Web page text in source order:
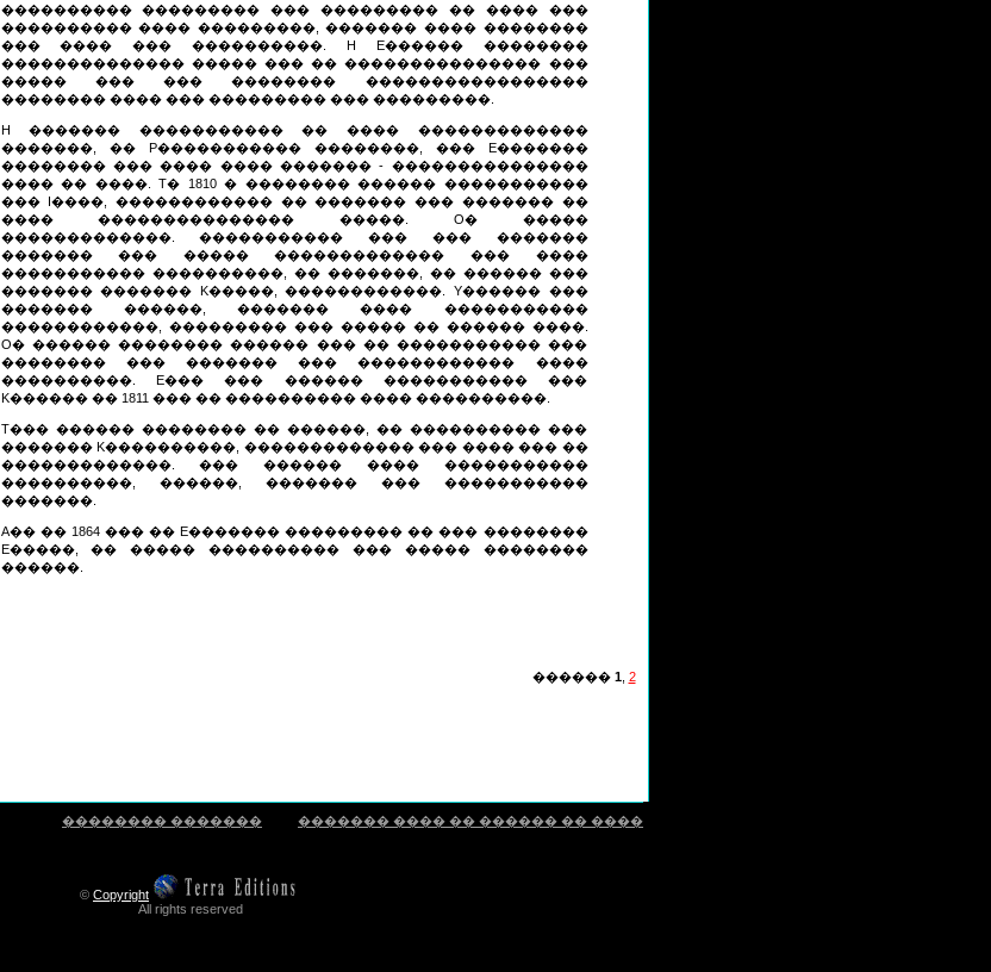
���������� ��������� ��� ��������� �� ���� ���
���������� ���� ���������, ������� ���� ��������
��� ���� ��� ����������. H E������ ��������
�������������� ����� ��� �� ��������������� ���
����� ��� ��� �������� �����������������
�������� ���� ��� ��������� ��� ���������.
H ������� ����������� �� ���� �������������
�������, �� P����������� ��������, ��� E�������
�������� ��� ���� ���� ������� - ���������������
���� �� ����. T� 1810 � �������� ������ �����������
��� I����, ������������ �� ������� ��� ������� ��
���� ��������������� �����. O� �����
�������������. ����������� ��� ��� �������
������� ��� ����� ������������� ��� ����
����������� ����������, �� �������, �� ������ ���
������� ������� K�����, ������������. Y������ ���
������� ������, ������� ���� �����������
������������, ��������� ��� ����� �� ������ ����.
O� ������ �������� ������ ��� �� ����������� ���
�������� ��� ������� ��� ������������ ����
����������. E��� ��� ������ ����������� ���
K������ �� 1811 ��� �� ���������� ���� ����������.
T��� ������ �������� �� ������, �� ���������� ���
������� K����������, ������������� ��� ���� ��� ��
�������������. ��� ������ ���� �����������
����������, ������, ������� ��� �����������
�������.
A�� �� 1864 ��� �� E������� ��������� �� ��� ��������
E�����, �� ����� ���������� ��� ����� ��������
������.
������ 1, 2
�������� ������� ������� ���� �� ������ �� ����
© Copyright
All rights reserved